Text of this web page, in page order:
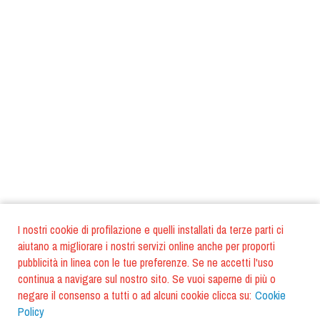
I nostri cookie di profilazione e quelli installati da terze parti ci
aiutano a migliorare i nostri servizi online anche per proporti
pubblicità in linea con le tue preferenze. Se ne accetti l'uso
continua a navigare sul nostro sito. Se vuoi saperne di più o
negare il consenso a tutti o ad alcuni cookie clicca su: Cookie
Policy